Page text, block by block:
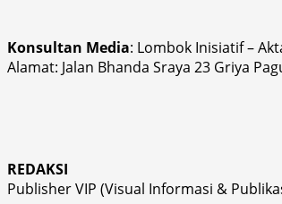
Konsultan Media: Lombok Inisiatif –
Alamat: Jalan Bhanda Sraya 23 Griya
REDAKSI
Publisher VIP (Visual Informasi &